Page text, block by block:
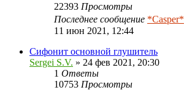
22393 Просмотры
Последнее сообщение *Casper*
11 июн 2021, 12:44
Сифонит основной глушитель
Sergei S.V. » 24 фев 2021, 20:30
1 Ответы
10753 Просмотры